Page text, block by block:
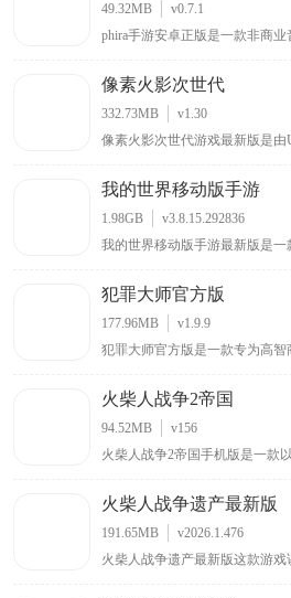
49.32MB
v0.7.1
phira手游安卓正版是一款非商
自制音乐谱，包括网上知名度很
肉果冻、我要当太空人、初音未
都可以在这里找到，可以让玩
乐。
像素火影次世代
332.73MB
v1.30
像素火影次世代游戏最新版是
佩恩、宇智波斑「秽土转生·解
色拥有独特的技能组合与秘卷系
移与特殊技实现高自由度操作
战、忍界大战、无尽试炼、演
我的世界移动版手游
1.98GB
v3.8.15.292836
我的世界移动版手游最新版是
物，放置方块，制作工具和武器
同的敌对生物。另外，我的世界
让大家的可玩性不在单一，开
种模式，这两种模式都有着自
己的努力在满是怪物的世界艰
宝藏，打猎获取食物，开创通往
远古巨龙等。
犯罪大师官方版
177.96MB
v1.9.9
犯罪大师官方版是一款专为高
一位置，游戏内有超多真实案件
谜
火柴人战争2帝国
94.52MB
v156
火柴人战争2帝国手机版是一款
更多助推器。同时，游戏继承了
需要建造矿工来收集珍贵的黄金
购买各种火柴人战士，包括矿
兵、巫师、小兵、弹射器、塔等
火柴人战争遗产最新版
191.65MB
v2026.1.476
火柴人战争遗产最新版这款游戏